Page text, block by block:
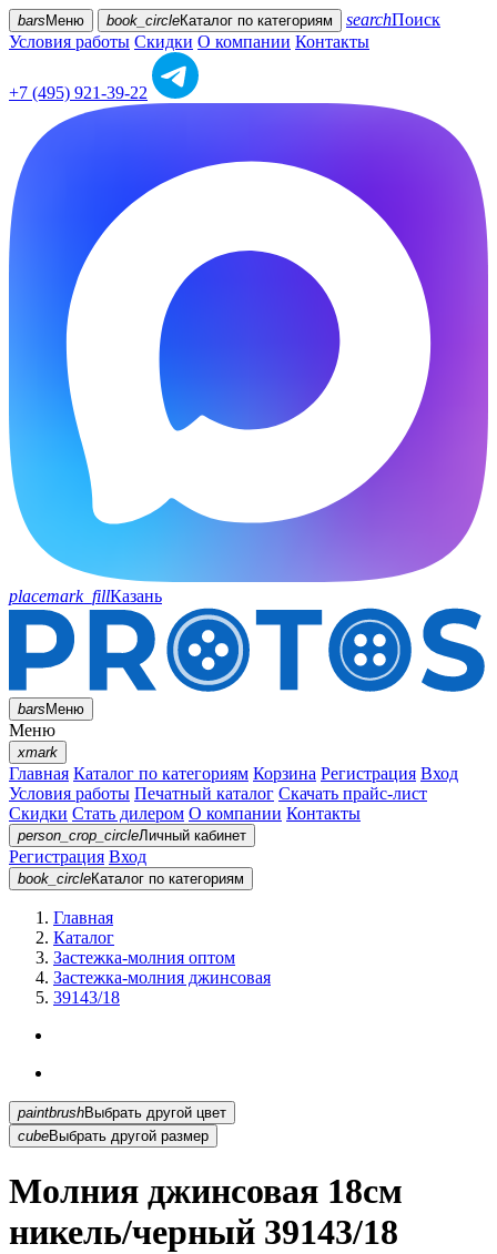
bars Меню book_circleКаталог по категориям searchПоиск
Условия работы Скидки О компании Контакты
+7 (495) 921-39-22
placemark_fillКазань
barsМеню
Меню
xmark
Главная Каталог по категориям Корзина Регистрация Вход
Условия работы Печатный каталог Скачать прайс-лист
Скидки Стать дилером О компании Контакты
person_crop_circleЛичный кабинет
Регистрация Вход
book_circleКаталог по категориям
Главная
Каталог
Застежка-молния оптом
Застежка-молния джинсовая
39143/18
paintbrush
Выбрать другой цвет
cubeВыбрать другой размер
Молния джинсовая 18см
никель/черный 39143/18